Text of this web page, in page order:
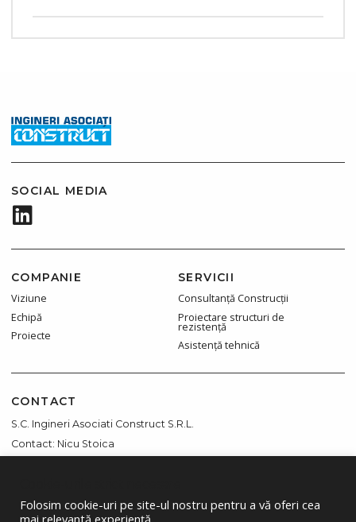
SOCIAL MEDIA
COMPANIE
Viziune
Echipă
Proiecte
SERVICII
Consultanță Construcții
Proiectare structuri de
rezistență
Asistență tehnică
CONTACT
S.C. Ingineri Asociati Construct S.R.L.
Contact: Nicu Stoica
0762570448
Folosim cookie-uri pe site-ul nostru pentru a vă oferi cea
mai relevantă experiență.